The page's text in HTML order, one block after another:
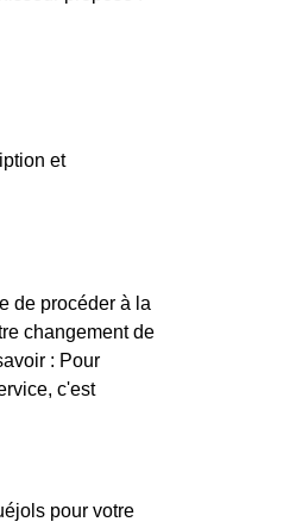
et
de procéder à la
changement de
: Pour
c'est
pour votre